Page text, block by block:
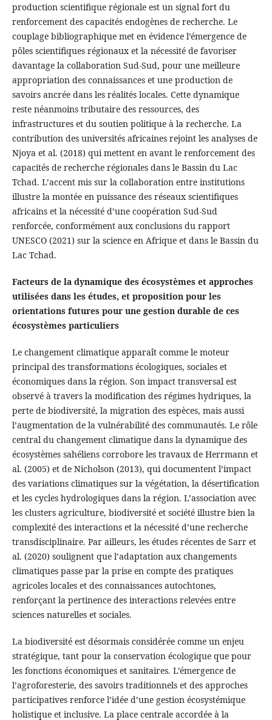
production scientifique régionale est un signal fort du
renforcement des capacités endogènes de recherche. Le
couplage bibliographique met en évidence l’émergence de
pôles scientifiques régionaux et la nécessité de favoriser
davantage la collaboration Sud-Sud, pour une meilleure
appropriation des connaissances et une production de
savoirs ancrée dans les réalités locales. Cette dynamique
reste néanmoins tributaire des ressources, des
infrastructures et du soutien politique à la recherche. La
contribution des universités africaines rejoint les analyses de
Njoya et al. (2018) qui mettent en avant le renforcement des
capacités de recherche régionales dans le Bassin du Lac
Tchad. L’accent mis sur la collaboration entre institutions
illustre la montée en puissance des réseaux scientifiques
africains et la nécessité d’une coopération Sud-Sud
renforcée, conformément aux conclusions du rapport
UNESCO (2021) sur la science en Afrique et dans le Bassin du
Lac Tchad.
Facteurs de la dynamique des écosystèmes et approches
utilisées dans les études, et proposition pour les
orientations futures pour une gestion durable de ces
écosystèmes particuliers
Le changement climatique apparaît comme le moteur
principal des transformations écologiques, sociales et
économiques dans la région. Son impact transversal est
observé à travers la modification des régimes hydriques, la
perte de biodiversité, la migration des espèces, mais aussi
l’augmentation de la vulnérabilité des communautés. Le rôle
central du changement climatique dans la dynamique des
écosystèmes sahéliens corrobore les travaux de Herrmann et
al. (2005) et de Nicholson (2013), qui documentent l’impact
des variations climatiques sur la végétation, la désertification
et les cycles hydrologiques dans la région. L’association avec
les clusters agriculture, biodiversité et société illustre bien la
complexité des interactions et la nécessité d’une recherche
transdisciplinaire. Par ailleurs, les études récentes de Sarr et
al. (2020) soulignent que l’adaptation aux changements
climatiques passe par la prise en compte des pratiques
agricoles locales et des connaissances autochtones,
renforçant la pertinence des interactions relevées entre
sciences naturelles et sociales.
La biodiversité est désormais considérée comme un enjeu
stratégique, tant pour la conservation écologique que pour
les fonctions économiques et sanitaires. L’émergence de
l’agroforesterie, des savoirs traditionnels et des approches
participatives renforce l’idée d’une gestion écosystémique
holistique et inclusive. La place centrale accordée à la